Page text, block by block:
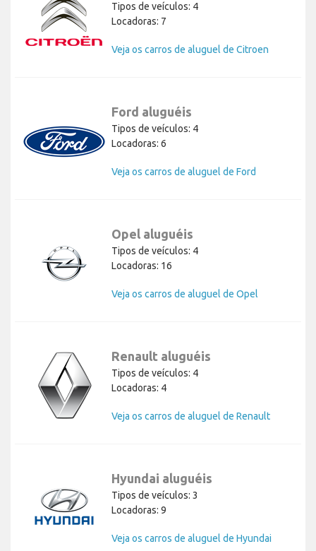
Tipos de veículos: 4
Locadoras: 7
Veja os carros de aluguel de Citroen
Ford aluguéis
Tipos de veículos: 4
Locadoras: 6
Veja os carros de aluguel de Ford
Opel aluguéis
Tipos de veículos: 4
Locadoras: 16
Veja os carros de aluguel de Opel
Renault aluguéis
Tipos de veículos: 4
Locadoras: 4
Veja os carros de aluguel de Renault
Hyundai aluguéis
Tipos de veículos: 3
Locadoras: 9
Veja os carros de aluguel de Hyundai